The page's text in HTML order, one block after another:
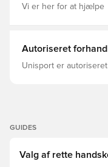
Vi er her for at hjælpe
Autoriseret
Unisport er
GUIDES
Valg af rette